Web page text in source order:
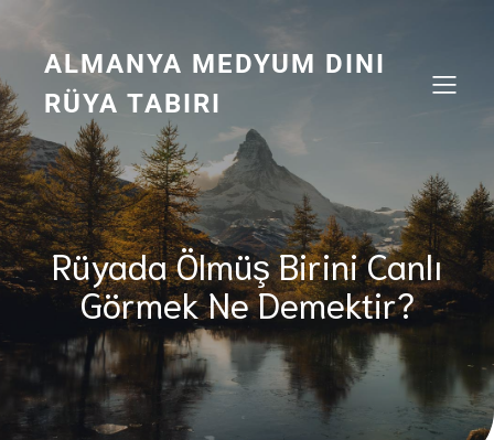
ALMANYA MEDYUM DINI
RÜYA TABIRI
Rüyada Ölmüş Birini Canlı
Görmek Ne Demektir?